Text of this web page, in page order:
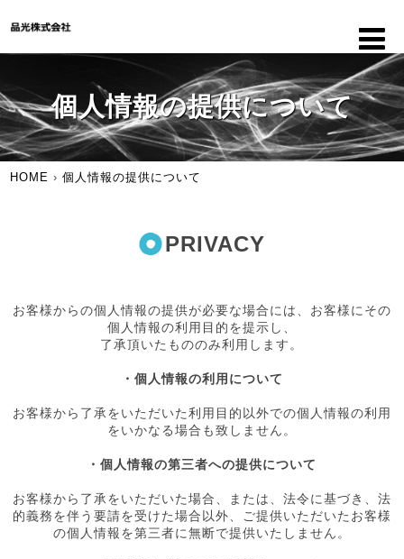
個人情報の提供について
HOME›個人情報の提供について
PRIVACY
お客様からの個人情報の提供が必要な場合には、お客様にその
個人情報の利用目的を提示し、
了承頂いたもののみ利用します。
・個人情報の利用について
お客様から了承をいただいた利用目的以外での個人情報の利用
をいかなる場合も致しません。
・個人情報の第三者への提供について
お客様から了承をいただいた場合、または、法令に基づき、法
的義務を伴う要請を受けた場合以外、ご提供いただいたお客様
の個人情報を第三者に無断で提供いたしません。